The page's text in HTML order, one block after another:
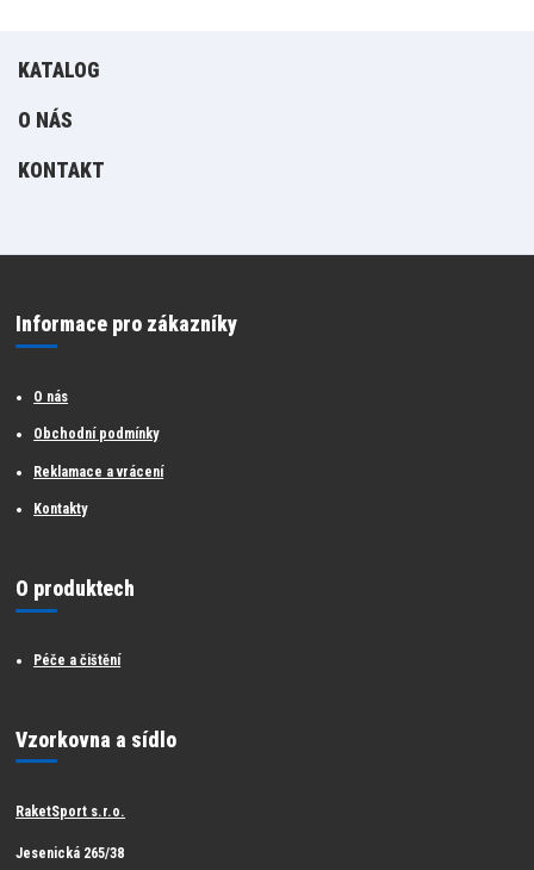
KATALOG
O NÁS
KONTAKT
Informace pro zákazníky
O nás
Obchodní podmínky
Reklamace a vrácení
Kontakty
O produktech
Péče a čištění
Vzorkovna a sídlo
RaketSport s.r.o.
Jesenická 265/38